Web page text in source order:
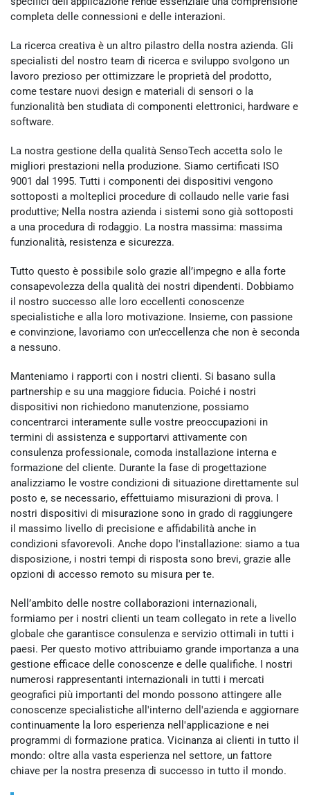
completa delle connessioni e delle interazioni.
La ricerca creativa è un altro pilastro della nostra azienda. Gli
specialisti del nostro team di ricerca e sviluppo svolgono un
lavoro prezioso per ottimizzare le proprietà del prodotto,
come testare nuovi design e materiali di sensori o la
funzionalità ben studiata di componenti elettronici, hardware e
software.
La nostra gestione della qualità SensoTech accetta solo le
migliori prestazioni nella produzione. Siamo certificati ISO
9001 dal 1995. Tutti i componenti dei dispositivi vengono
sottoposti a molteplici procedure di collaudo nelle varie fasi
produttive; Nella nostra azienda i sistemi sono già sottoposti
a una procedura di rodaggio. La nostra massima: massima
funzionalità, resistenza e sicurezza.
Tutto questo è possibile solo grazie all’impegno e alla forte
consapevolezza della qualità dei nostri dipendenti. Dobbiamo
il nostro successo alle loro eccellenti conoscenze
specialistiche e alla loro motivazione. Insieme, con passione
e convinzione, lavoriamo con un'eccellenza che non è seconda
a nessuno.
Manteniamo i rapporti con i nostri clienti. Si basano sulla
partnership e su una maggiore fiducia. Poiché i nostri
dispositivi non richiedono manutenzione, possiamo
concentrarci interamente sulle vostre preoccupazioni in
termini di assistenza e supportarvi attivamente con
consulenza professionale, comoda installazione interna e
formazione del cliente. Durante la fase di progettazione
analizziamo le vostre condizioni di situazione direttamente sul
posto e, se necessario, effettuiamo misurazioni di prova. I
nostri dispositivi di misurazione sono in grado di raggiungere
il massimo livello di precisione e affidabilità anche in
condizioni sfavorevoli. Anche dopo l'installazione: siamo a tua
disposizione, i nostri tempi di risposta sono brevi, grazie alle
opzioni di accesso remoto su misura per te.
Nell’ambito delle nostre collaborazioni internazionali,
formiamo per i nostri clienti un team collegato in rete a livello
globale che garantisce consulenza e servizio ottimali in tutti i
paesi. Per questo motivo attribuiamo grande importanza a una
gestione efficace delle conoscenze e delle qualifiche. I nostri
numerosi rappresentanti internazionali in tutti i mercati
geografici più importanti del mondo possono attingere alle
conoscenze specialistiche all'interno dell'azienda e aggiornare
continuamente la loro esperienza nell'applicazione e nei
programmi di formazione pratica. Vicinanza ai clienti in tutto il
mondo: oltre alla vasta esperienza nel settore, un fattore
chiave per la nostra presenza di successo in tutto il mondo.